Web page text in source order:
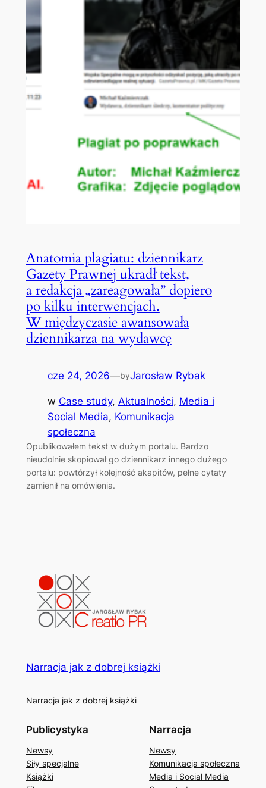
Anatomia plagiatu: dziennikarz
Gazety Prawnej ukradł tekst,
a redakcja „zareagowała” dopiero
po kilku interwencjach.
W międzyczasie awansowała
dziennikarza na wydawcę
cze 24, 2026—byJarosław Rybak
w Case study, Aktualności, Media i
Social Media, Komunikacja
społeczna
Opublikowałem tekst w dużym portalu. Bardzo
nieudolnie skopiował go dziennikarz innego dużego
portalu: powtórzył kolejność akapitów, pełne cytaty
zamienił na omówienia.
Narracja jak z dobrej książki
Narracja jak z dobrej książki
Publicystyka
Newsy
Siły specjalne
Książki
Narracja
Newsy
Komunikacja społeczna
Media i Social Media